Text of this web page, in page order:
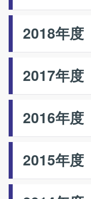
2018年度
2017年度
2016年度
2015年度